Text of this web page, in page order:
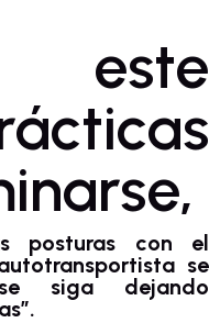
este
posturas con el
se
siga dejando